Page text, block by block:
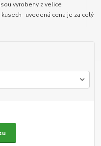
vyrobeny z velice
uvedená cena je za celý